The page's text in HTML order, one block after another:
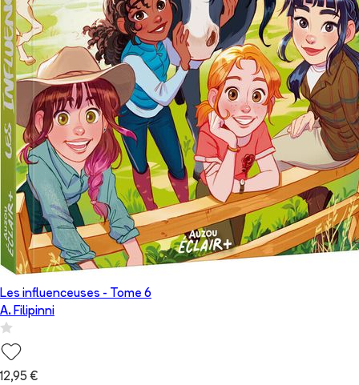
Les influenceuses - Tome 6
A. Filipinni
12,95 €